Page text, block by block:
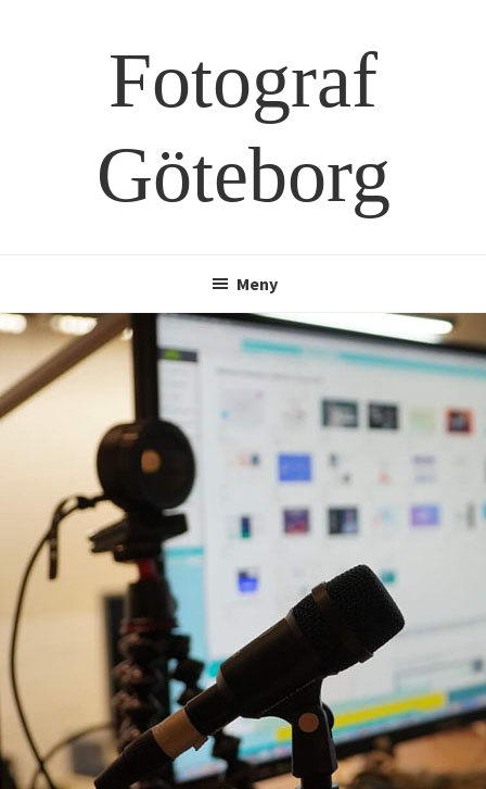
Fotograf
Göteborg
Meny